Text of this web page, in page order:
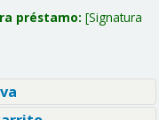
préstamo: Signatura